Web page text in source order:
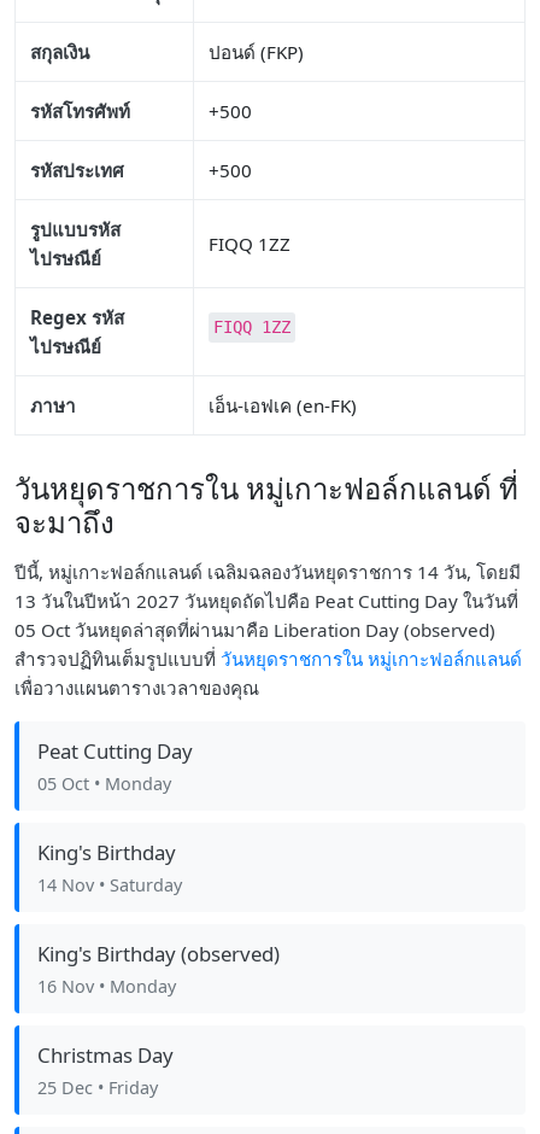
สกุลเงิน ปอนด์ (FKP)
รหัสโทรศัพท์ +500
รหัสประเทศ +500
รูปแบบรหัส
ไปรษณีย์
FIQQ 1ZZ
Regex รหัส
ไปรษณีย์
FIQQ 1ZZ
ภาษา เอ็น-เอฟเค (en-FK)
วันหยุดราชการใน หมู่เกาะฟอล์กแลนด์ ที่
จะมาถึง
ปีนี้, หมู่เกาะฟอล์กแลนด์ เฉลิมฉลองวันหยุดราชการ 14 วัน, โดยมี
13 วันในปีหน้า 2027 วันหยุดถัดไปคือ Peat Cutting Day ในวันที่
05 Oct วันหยุดล่าสุดที่ผ่านมาคือ Liberation Day (observed)
สำรวจปฏิทินเต็มรูปแบบที่ วันหยุดราชการใน หมู่เกาะฟอล์กแลนด์
เพื่อวางแผนตารางเวลาของคุณ
Peat Cutting Day
05 Oct • Monday
King's Birthday
14 Nov • Saturday
King's Birthday (observed)
16 Nov • Monday
Christmas Day
25 Dec • Friday